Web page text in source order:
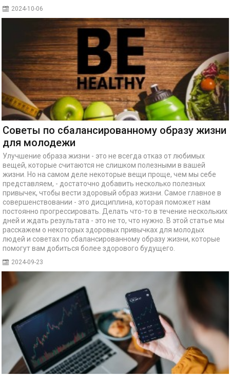
2024-10-06
Советы по сбалансированному образу жизни
для молодежи
Улучшение образа жизни - это не всегда отказ от любимых
вещей, которые считаются не слишком полезными в вашей
жизни. Но на самом деле некоторые вещи проще, чем мы себе
представляем, - достаточно добавить несколько полезных
привычек, чтобы вести здоровый образ жизни. Самое главное в
совершенствовании - это дисциплина, которая поможет нам
постоянно прогрессировать. Делать что-то в течение нескольких
дней и ждать результата - это не то, что нужно. В этой статье мы
расскажем о некоторых здоровых привычках для молодых
людей и советах по сбалансированному образу жизни, которые
помогут вам добиться более здорового будущего.
2024-09-23